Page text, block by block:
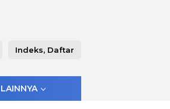
Indeks, Daftar
LAINNYA